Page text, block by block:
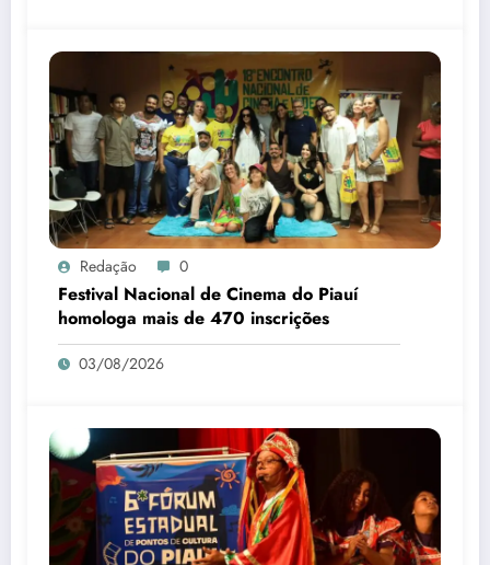
Redação 0
Festival Nacional de Cinema do Piauí
homologa mais de 470 inscrições
03/08/2026